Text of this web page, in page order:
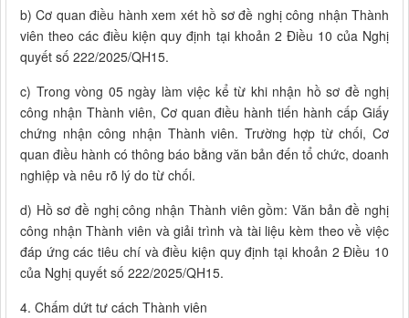
b) Cơ quan điều hành xem xét hồ sơ đề nghị công nhận Thành
viên theo các điều kiện quy định tại khoản 2 Điều 10 của Nghị
quyết số 222/2025/QH15.
c) Trong vòng 05 ngày làm việc kể từ khi nhận hồ sơ đề nghị
công nhận Thành viên, Cơ quan điều hành tiến hành cấp Giấy
chứng nhận công nhận Thành viên. Trường hợp từ chối, Cơ
quan điều hành có thông báo bằng văn bản đến tổ chức, doanh
nghiệp và nêu rõ lý do từ chối.
d) Hồ sơ đề nghị công nhận Thành viên gồm: Văn bản đề nghị
công nhận Thành viên và giải trình và tài liệu kèm theo về việc
đáp ứng các tiêu chí và điều kiện quy định tại khoản 2 Điều 10
của Nghị quyết số 222/2025/QH15.
4. Chấm dứt tư cách Thành viên